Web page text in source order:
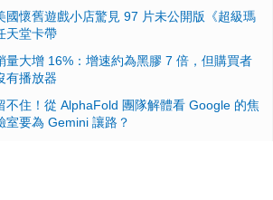
國懷舊遊戲小店驚見 97 片未公開版《超級瑪
天堂卡帶
量大增 16%：增速約為黑膠 7 倍，但購買者
有播放器
不住！從 AlphaFold 團隊解體看 Google 的焦
室要為 Gemini 讓路？